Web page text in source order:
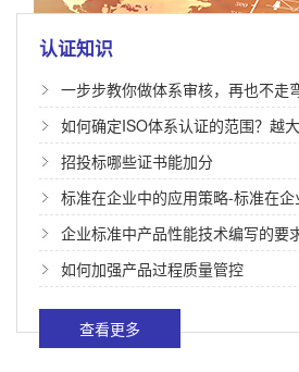
认证知识
一步步教你做体系审核，再也不走
如何确定ISO体系认证的范围？越
招投标哪些证书能加分
标准在企业中的应用策略-标准在
企业标准中产品性能技术编写的要
如何加强产品过程质量管控
查看更多